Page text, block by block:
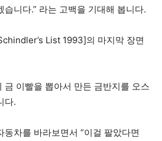
니다.” 라는 고백을 기대해 봅니다.
List 1993]의 마지막 장면
금 이빨을 뽑아서 만든 금반지를 오스
다.
동차를 바라보면서 “이걸 팔았다면